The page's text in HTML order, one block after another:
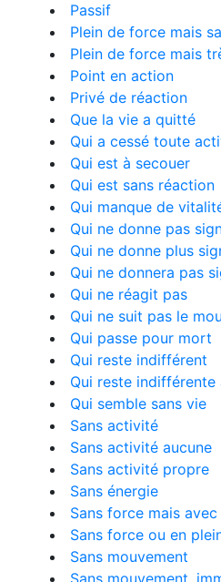
Passif
Plein de force mais
Plein de force mais
Point en action
Privé de réaction
Que la vie a quitté
Qui a cessé toute
Qui est à secouer
Qui est sans réaction
Qui manque de
Qui ne donne pas
Qui ne donne plus
Qui ne donnera pas
Qui ne réagit pas
Qui ne suit pas le
Qui passe pour mort
Qui reste indifférent
Qui reste
Qui semble sans vie
Sans activité
Sans activité aucune
Sans activité propre
Sans énergie
Sans force mais
Sans force ou en
Sans mouvement
Sans mouvement,